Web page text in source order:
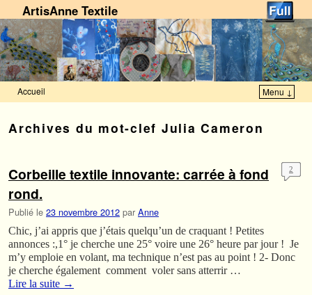
ArtisAnne Textile
Accueil Menu ↓
Archives du mot-clef Julia Cameron
Corbeille textile innovante: carrée à fond
rond.
Publié le 23 novembre 2012 par Anne
2
Chic, j’ai appris que j’étais quelqu’un de craquant ! Petites
annonces :,1° je cherche une 25° voire une 26° heure par jour ! Je
m’y emploie en volant, ma technique n’est pas au point ! 2- Donc
je cherche également comment voler sans atterrir …
Lire la suite →